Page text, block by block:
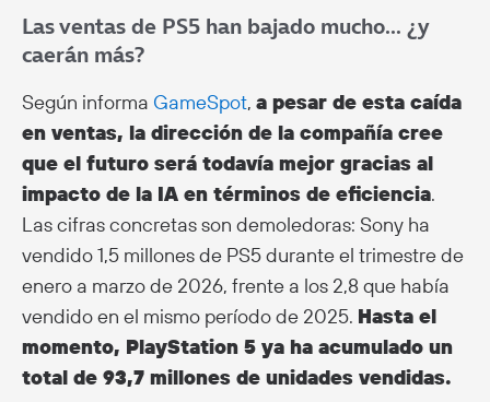
Las ventas de PS5 han bajado mucho… ¿y
caerán más?
Según informa GameSpot, a pesar de esta caída
en ventas, la dirección de la compañía cree
que el futuro será todavía mejor gracias al
impacto de la IA en términos de eficiencia.
Las cifras concretas son demoledoras: Sony ha
vendido 1,5 millones de PS5 durante el trimestre de
enero a marzo de 2026, frente a los 2,8 que había
vendido en el mismo período de 2025. Hasta el
momento, PlayStation 5 ya ha acumulado un
total de 93,7 millones de unidades vendidas.